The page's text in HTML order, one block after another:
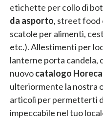
etichette per collo di
da asporto, street
scatole per alimenti,
etc.). Allestimenti per
lanterne porta candela,
nuovocatalogo Horeca
ulteriormente la nostra
articoli per permetterti
impeccabile nel tuo